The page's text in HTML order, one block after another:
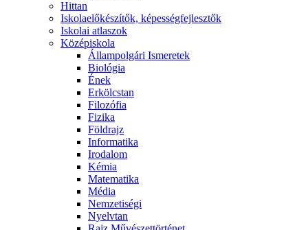
Hittan
Iskolaelőkészítők, képességfejlesztők
Iskolai atlaszok
Középiskola
Állampolgári Ismeretek
Biológia
Ének
Erkölcstan
Filozófia
Fizika
Földrajz
Informatika
Irodalom
Kémia
Matematika
Média
Nemzetiségi
Nyelvtan